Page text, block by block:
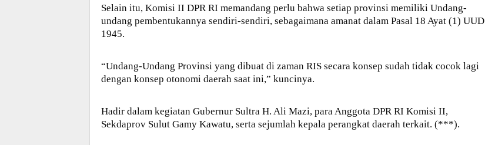
Selain itu, Komisi II DPR RI memandang perlu bahwa setiap provinsi memiliki Undang-
undang pembentukannya sendiri-sendiri, sebagaimana amanat dalam Pasal 18 Ayat (1) UUD
1945.
“Undang-Undang Provinsi yang dibuat di zaman RIS secara konsep sudah tidak cocok lagi
dengan konsep otonomi daerah saat ini,” kuncinya.
Hadir dalam kegiatan Gubernur Sultra H. Ali Mazi, para Anggota DPR RI Komisi II,
Sekdaprov Sulut Gamy Kawatu, serta sejumlah kepala perangkat daerah terkait. (***).